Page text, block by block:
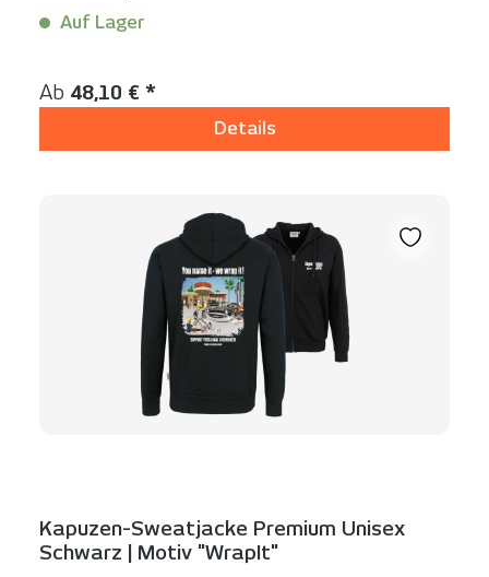
Auf Lager
Regulärer Preis:
Ab 48,10 € *
Details
Kapuzen-Sweatjacke Premium Unisex
Schwarz | Motiv "WrapIt"